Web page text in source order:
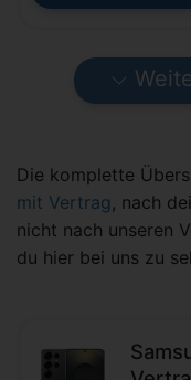
Die komplette
mit Vertrag , nach
nicht nach unseren
du hier bei uns zu